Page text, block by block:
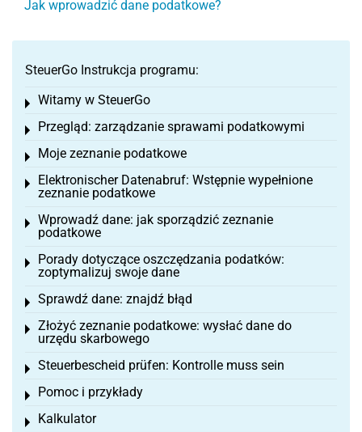
Jak wprowadzić dane podatkowe?
SteuerGo Instrukcja programu:
Witamy w SteuerGo
Toggle menu
Przegląd: zarządzanie sprawami podatkowymi
Toggle menu
Moje zeznanie podatkowe
Toggle menu
Elektronischer Datenabruf: Wstępnie wypełnione
zeznanie podatkowe
Toggle menu
Wprowadź dane: jak sporządzić zeznanie
podatkowe
Toggle menu
Porady dotyczące oszczędzania podatków:
zoptymalizuj swoje dane
Toggle menu
Sprawdź dane: znajdź błąd
Toggle menu
Złożyć zeznanie podatkowe: wysłać dane do
urzędu skarbowego
Toggle menu
Steuerbescheid prüfen: Kontrolle muss sein
Toggle menu
Pomoc i przykłady
Toggle menu
Kalkulator
Toggle menu